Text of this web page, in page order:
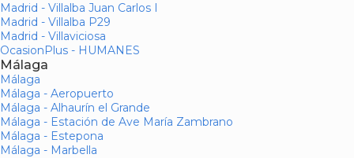
Madrid - Villalba Juan Carlos I
Madrid - Villalba P29
Madrid - Villaviciosa
OcasionPlus - HUMANES
Málaga
Málaga
Málaga - Aeropuerto
Málaga - Alhaurín el Grande
Málaga - Estación de Ave María Zambrano
Málaga - Estepona
Málaga - Marbella